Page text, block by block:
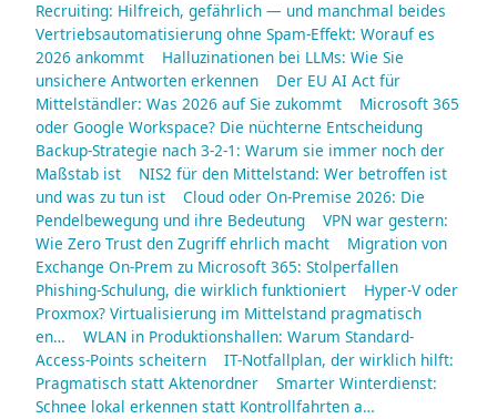
Recruiting: Hilfreich, gefährlich — und manchmal beides
Vertriebsautomatisierung ohne Spam-Effekt: Worauf es
2026 ankommt
Halluzinationen bei LLMs: Wie Sie
unsichere Antworten erkennen
Der EU AI Act für
Mittelständler: Was 2026 auf Sie zukommt
Microsoft 365
oder Google Workspace? Die nüchterne Entscheidung
Backup-Strategie nach 3-2-1: Warum sie immer noch der
Maßstab ist
NIS2 für den Mittelstand: Wer betroffen ist
und was zu tun ist
Cloud oder On-Premise 2026: Die
Pendelbewegung und ihre Bedeutung
VPN war gestern:
Wie Zero Trust den Zugriff ehrlich macht
Migration von
Exchange On-Prem zu Microsoft 365: Stolperfallen
Phishing-Schulung, die wirklich funktioniert
Hyper-V oder
Proxmox? Virtualisierung im Mittelstand pragmatisch
en…
WLAN in Produktionshallen: Warum Standard-
Access-Points scheitern
IT-Notfallplan, der wirklich hilft:
Pragmatisch statt Aktenordner
Smarter Winterdienst:
Schnee lokal erkennen statt Kontrollfahrten a…